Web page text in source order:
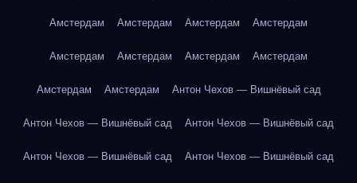
Амстердам Амстердам Амстердам Амстердам
Амстердам Амстердам Амстердам Амстердам
Амстердам Амстердам Антон Чехов — Вишнёвый сад
Антон Чехов — Вишнёвый сад Антон Чехов — Вишнёвый сад
Антон Чехов — Вишнёвый сад Антон Чехов — Вишнёвый сад